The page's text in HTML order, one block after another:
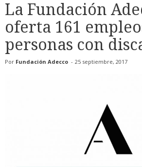
La Fundación
oferta 161
personas con
Por Fundación Adecco - 25 septiembre, 2017